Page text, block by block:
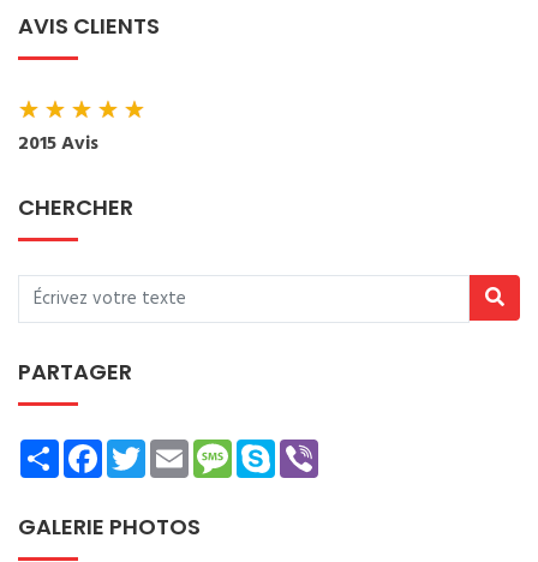
AVIS CLIENTS
★★★★★
2015 Avis
CHERCHER
PARTAGER
ShareFacebookTwitterEmailMessage
Skype
GALERIE PHOTOS